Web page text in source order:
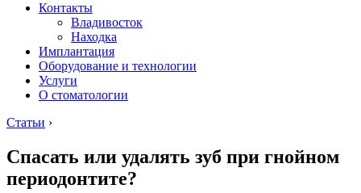
Контакты
Владивосток
Находка
Имплантация
Оборудование и технологии
Услуги
О стоматологии
Статьи ›
Спасать или удалять зуб при гнойном
периодонтите?